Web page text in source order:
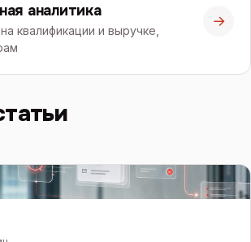
аналитика
квалификации и выручке,
→